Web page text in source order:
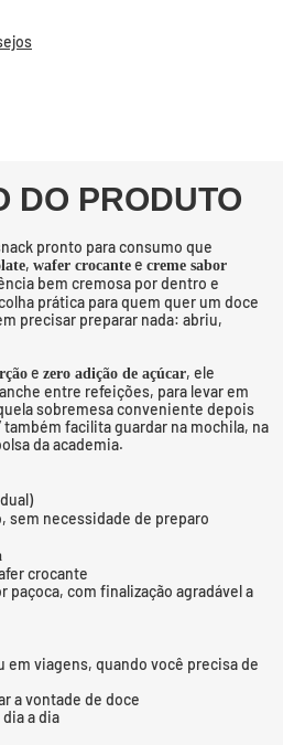
DO PRODUTO
pronto para consumo que
, wafer crocante e creme sabor
bem cremosa por dentro e
prática para quem quer um doce
precisar preparar nada: abriu,
e zero adição de açúcar, ele
entre refeições, para levar em
sobremesa conveniente depois
também facilita guardar na mochila, na
da academia.
sem necessidade de preparo
crocante
paçoca, com finalização agradável a
em viagens, quando você precisa de
a vontade de doce
a dia